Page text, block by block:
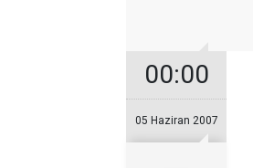
00:00
05 Haziran 2007